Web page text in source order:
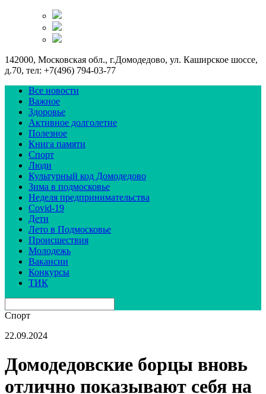
142000, Московская обл., г.Домодедово, ул. Каширское шоссе,
д.70, тел: +7(496) 794-03-77
Все новости
Важное
Здоровье
Активное долголетие
Полезное
Книга памяти
Спорт
Люди
Культурный код Домодедово
Зима в подмосковье
Неделя предпринимательства
Covid-19
Дети
Лето в Подмосковье
Происшествия
Молодежь
Вакансии
Конкурсы
ТИК
Спорт
22.09.2024
Домодедовские борцы вновь
отлично показывают себя на